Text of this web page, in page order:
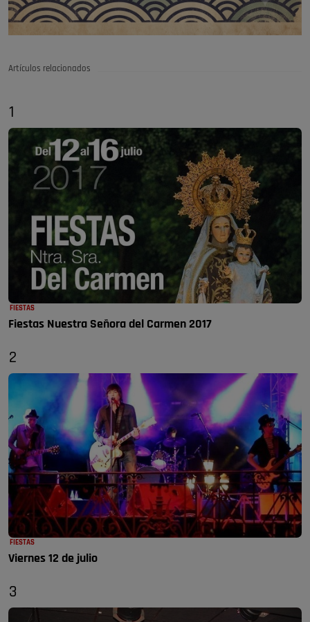
Artículos relacionados
1
FIESTAS
Fiestas Nuestra Señora del Carmen 2017
2
FIESTAS
Viernes 12 de julio
3